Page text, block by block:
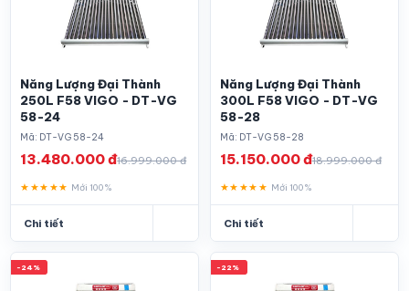
Năng Lượng Đại Thành
250L F58 VIGO - DT-VG
58-24
Mã: DT-VG 58-24
16.999.000 đ
13.480.000 đ
★★★★★ Mới 100%
Chi tiết
Năng Lượng Đại Thành
300L F58 VIGO - DT-VG
58-28
Mã: DT-VG 58-28
18.999.000 đ
15.150.000 đ
★★★★★ Mới 100%
Chi tiết
-24% -22%